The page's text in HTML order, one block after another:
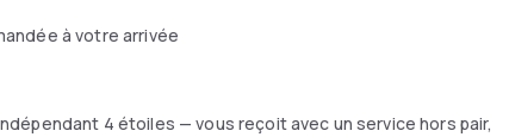
à votre arrivée
4 étoiles — vous reçoit avec un service hors pair,